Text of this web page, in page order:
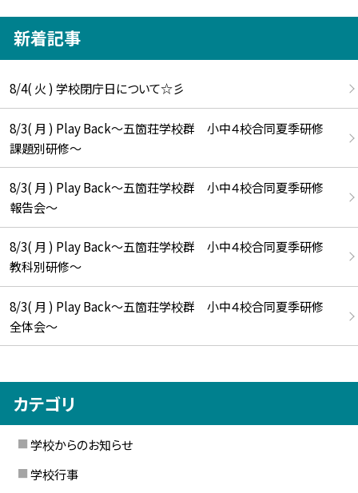
新着記事
8/4( 火 ) 学校閉庁日について☆彡
8/3( 月 ) Play Back～五箇荘学校群 小中４校合同夏季研修
課題別研修～
8/3( 月 ) Play Back～五箇荘学校群 小中４校合同夏季研修
報告会～
8/3( 月 ) Play Back～五箇荘学校群 小中４校合同夏季研修
教科別研修～
8/3( 月 ) Play Back～五箇荘学校群 小中４校合同夏季研修
全体会～
カテゴリ
学校からのお知らせ
学校行事